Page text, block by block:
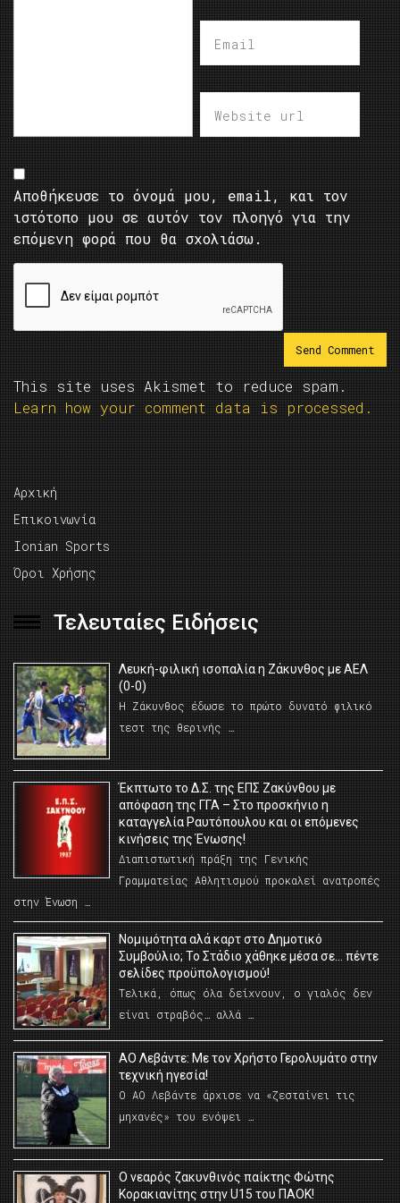
Αποθήκευσε το όνομά μου, email, και τον
ιστότοπο μου σε αυτόν τον πλοηγό για την
επόμενη φορά που θα σχολιάσω.
This site uses Akismet to reduce spam.
Learn how your comment data is processed.
Αρχική
Επικοινωνία
Ionian Sports
Όροι Χρήσης
Τελευταίες Ειδήσεις
Λευκή-φιλική ισοπαλία η Ζάκυνθος με ΑΕΛ
(0-0)
Η Ζάκυνθος έδωσε το πρώτο δυνατό φιλικό
τεστ της θερινής …
Έκπτωτο το Δ.Σ. της ΕΠΣ Ζακύνθου με
απόφαση της ΓΓΑ – Στο προσκήνιο η
καταγγελία Ραυτόπουλου και οι επόμενες
κινήσεις της Ένωσης!
Διαπιστωτική πράξη της Γενικής
Γραμματείας Αθλητισμού προκαλεί ανατροπές
στην Ένωση …
Νομιμότητα αλά καρτ στο Δημοτικό
Συμβούλιο; Το Στάδιο χάθηκε μέσα σε… πέντε
σελίδες προϋπολογισμού!
Τελικά, όπως όλα δείχνουν, ο γιαλός δεν
είναι στραβός… αλλά …
ΑΟ Λεβάντε: Με τον Χρήστο Γερολυμάτο στην
τεχνική ηγεσία!
Ο ΑΟ Λεβάντε άρχισε να «ζεσταίνει τις
μηχανές» του ενόψει …
O νεαρός ζακυνθινός παίκτης Φώτης
Κορακιανίτης στην U15 του ΠΑΟΚ!